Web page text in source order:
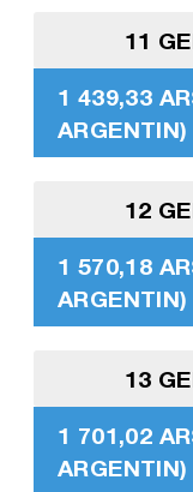
11
1 439,33
ARGENTIN)
12
1 570,18
ARGENTIN)
13
1 701,02
ARGENTIN)